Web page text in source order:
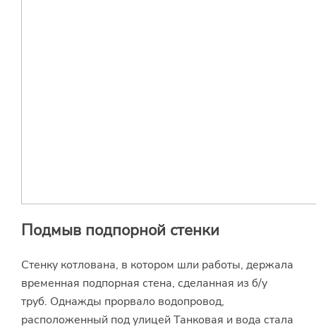
Подмыв подпорной стенки
Стенку котлована, в котором шли работы, держала
временная подпорная стена, сделанная из б/у
труб. Однажды прорвало водопровод,
расположенный под улицей Танковая и вода стала